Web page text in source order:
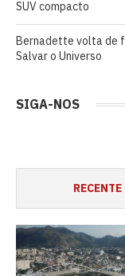
SUV compacto
Bernadette volta de
Salvar o Universo
SIGA-NOS
RECENTE